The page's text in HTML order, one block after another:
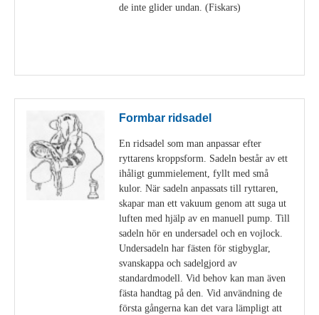
de inte glider undan. (Fiskars)
Formbar ridsadel
En ridsadel som man anpassar efter
ryttarens kroppsform. Sadeln består av ett
ihåligt gummielement, fyllt med små
kulor. När sadeln anpassats till ryttaren,
skapar man ett vakuum genom att suga ut
luften med hjälp av en manuell pump. Till
sadeln hör en undersadel och en vojlock.
Undersadeln har fästen för stigbyglar,
svanskappa och sadelgjord av
standardmodell. Vid behov kan man även
fästa handtag på den. Vid användning de
första gångerna kan det vara lämpligt att